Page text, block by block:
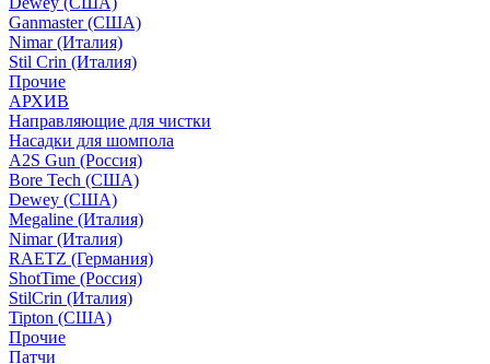
Ganmaster (США)
Nimar (Италия)
Stil Crin (Италия)
Прочие
АРХИВ
Направляющие для чистки
Насадки для шомпола
A2S Gun (Россия)
Bore Tech (США)
Dewey (США)
Megaline (Италия)
Nimar (Италия)
RAETZ (Германия)
ShotTime (Россия)
StilCrin (Италия)
Tipton (США)
Прочие
Патчи